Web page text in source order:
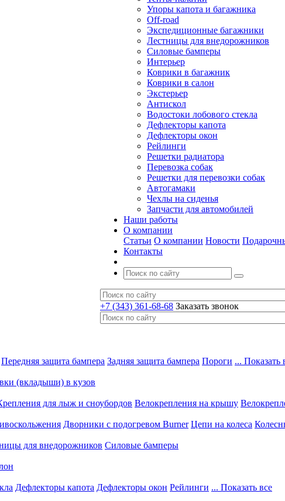
Упоры капота и багажника
Off-road
Экспедиционные багажники
Лестницы для внедорожников
Силовые бамперы
Интерьер
Коврики в багажник
Коврики в салон
Экстерьер
Антискол
Водостоки лобового стекла
Дефлекторы капота
Дефлекторы окон
Рейлинги
Решетки радиатора
Перевозка собак
Решетки для перевозки собак
Автогамаки
Чехлы на сиденья
Запчасти для автомобилей
Наши работы
О компании
Статьи О компании Новости
Контакты
+7 (343) 361-68-68 Заказать звонок
Передняя защита бампера Задняя защита бампера Пороги ... Показать
(вкладыши) в кузов
для лыж и сноубордов Велокрепления на крышу
Дворники с подогревом Burner Цепи на колеса
для внедорожников Силовые бамперы
Дефлекторы капота Дефлекторы окон Рейлинги ... Показать все